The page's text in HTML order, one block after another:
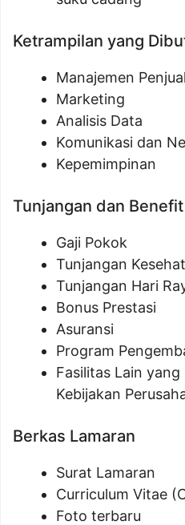
Ketrampilan yang
Manajemen
Marketing
Analisis Data
Komunikasi dan
Kepemimpinan
Tunjangan dan Benefit
Gaji Pokok
Tunjangan
Tunjangan Hari
Bonus Prestasi
Asuransi
Program
Fasilitas Lain yang
Kebijakan
Berkas Lamaran
Surat Lamaran
Curriculum Vitae
Foto terbaru